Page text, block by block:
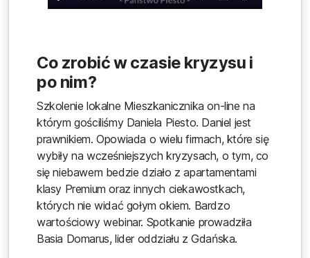
Co zrobić w czasie kryzysu i
po nim?
Szkolenie lokalne Mieszkanicznika on-line na
którym gościliśmy Daniela Piesto. Daniel jest
prawnikiem. Opowiada o wielu firmach, które się
wybiły na wcześniejszych kryzysach, o tym, co
się niebawem bedzie działo z apartamentami
klasy Premium oraz innych ciekawostkach,
których nie widać gołym okiem. Bardzo
wartościowy webinar. Spotkanie prowadziła
Basia Domarus, lider oddziału z Gdańska.